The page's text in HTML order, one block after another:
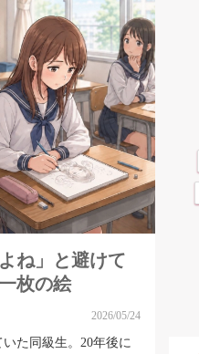
ね」と避けて
枚の絵
2026/05/24
た同級生。20年後に